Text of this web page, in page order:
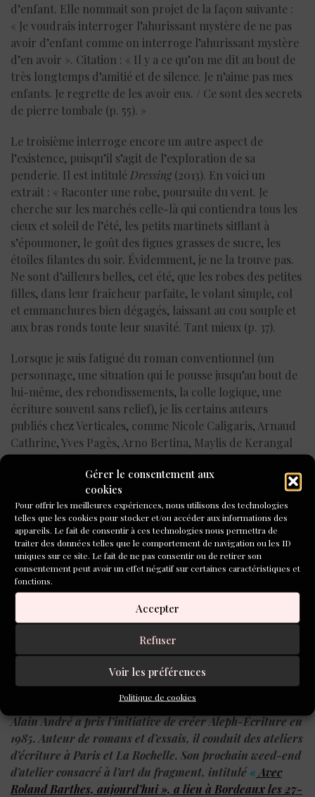
Gérer le consentement aux
cookies
Pour offrir les meilleures expériences, nous utilisons des technologies
telles que les cookies pour stocker et/ou accéder aux informations des
appareils. Le fait de consentir à ces technologies nous permettra de
traiter des données telles que le comportement de navigation ou les ID
uniques sur ce site. Le fait de ne pas consentir ou de retirer son
consentement peut avoir un effet négatif sur certaines caractéristiques et
fonctions.
Accepter
Refuser
Voir les préférences
Politique de cookies
d’enfant. Elle nommait son projet de la façon suivante :
« Je voudrais interroger l’ahurissant mystère de ne pas
avoir d’enfant comme on interroge l’ahurissant mystère
d’en avoir ». Citation : « Il y a ce qu’on me dit au bout de
très longtemps d’amitié et de silence. Je n’aime pas mes
enfants. Je regrette de les avoir eus. / Ce sont des secrets
de pierre tombale (p. 55). »
Le troisième interroge encore un autre aspect de
l’existence, puisqu’il s’agit de l’exploration de sa
penderie. Il est intitulé Dressing(2013). En voici un
extrait : « Raconter une robe, poursuite du vent. Je
cherche sur les marchés celle-là qui contiendra tous les
cieux et soleil de l’été, les petits martinets sifflant à
s’époumoner, le goût des figues grasses de sucre, les
étoiles filantes du soir. Évidemment, je ne la trouve pas.
Ne sont d’ailleurs belles, cet été, que les robes des petites
filles, dans leur fraîcheur parfaite, le volant simple, col
et emmanchures bien dégagés, laissant au cou souple et
aux bras ronds toute leur suavité. Tant mieux (p. 37).
Lorsque je suis fatigué du roman conventionnel (un
personnage, une situation qui le pousse jusqu’au bout de
lui-même, des rebondissements, la colle logique, une
écriture souvent sans relief), je lis certains auteurs
publiés chez Verticales, comme Nicole Caligaris, Arnaud
Cathrine, Yves Pagès, Arno Bertina, Maylis de Kerangal
ou… Jane Sautière.
Dans son écriture, j’aime le regard, intraitable, celui qui
ausculte l’architecture et l’intime, le global et le détail.
J’aime le travail de la langue aussi, celui des blocs et des
blancs, analogue à celui de nos vies contemporaines. Ici,
la « causalité séquentielle » chère aux romanciers du XIXe
siècle semble effacée au profit de dynamiques
moléculaires, sautant sans crier gare d’une trajectoire à
une autre, via des déchirures (le travail, les amours, les
accidents) et des reprises, voire des stations, au sens
christique du terme. La vie, quoi, et ses « transports »
mais celle et ceux d’aujourd’hui.
A.A?
Alain André a pris l’initiative de créer Aleph-Écriture en
1985. Auteur de romans et d’essais, il conduit des ateliers
d’écriture à Paris et La Rochelle. Son prochain weed-end
d’atelier consacré à l’art du fragment, intitulé«Avec
Roland Barthes, aujourd’hui », a lieu à Bordeaux les 27-